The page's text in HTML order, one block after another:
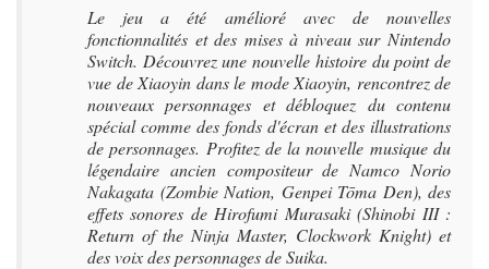
Le jeu a été amélioré avec de nouvelles
fonctionnalités et des mises à niveau sur Nintendo
Switch. Découvrez une nouvelle histoire du point de
vue de Xiaoyin dans le mode Xiaoyin, rencontrez de
nouveaux personnages et débloquez du contenu
spécial comme des fonds d'écran et des illustrations
de personnages. Profitez de la nouvelle musique du
légendaire ancien compositeur de Namco Norio
Nakagata (Zombie Nation, Genpei Tōma Den), des
effets sonores de Hirofumi Murasaki (Shinobi III :
Return of the Ninja Master, Clockwork Knight) et
des voix des personnages de Suika.